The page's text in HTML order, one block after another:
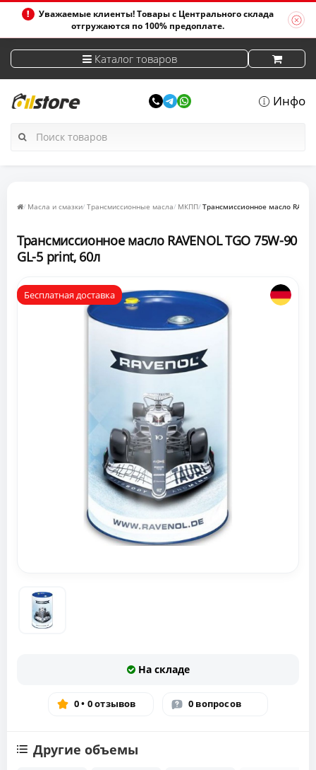
Уважаемые клиенты! Товары с Центрального склада
отгружаются по 100% предоплате.
Каталог товаров
Инфо
Масла и смазки Трансмиссионные масла МКПП Трансмиссионное масло
Трансмиссионное масло RAVENOL TGO 75W-90
GL-5 print, 60л
Бесплатная доставка
На складе
0 • 0 отзывов 0 вопросов
Другие объемы